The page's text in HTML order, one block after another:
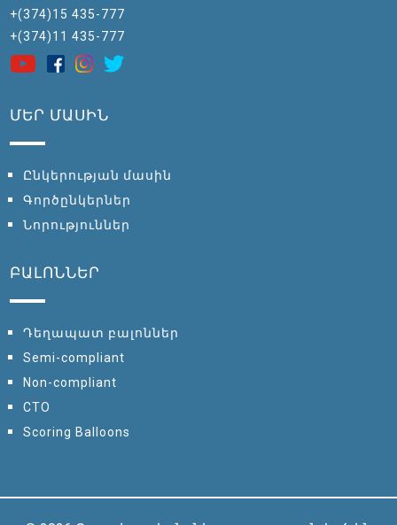
+(374)15 435-777
+(374)11 435-777
ՄԵՐ ՄԱՍԻՆ
Ընկերության մասին
Գործընկերներ
Նորություններ
ԲԱԼՈՆՆԵՐ
Դեղապատ բալոններ
Semi-compliant
Non-compliant
CTO
Scoring Balloons